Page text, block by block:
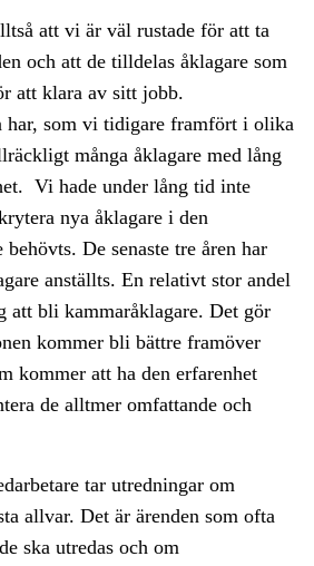
att vi är väl rustade för att ta
och att de tilldelas åklagare som
att klara av sitt jobb.
har, som vi tidigare framfört i olika
många åklagare med lång
Vi hade under lång tid inte
nya åklagare i den
De senaste tre åren har
anställts. En relativt stor andel
att bli kammaråklagare. Det gör
kommer bli bättre framöver
kommer att ha den erfarenhet
de alltmer omfattande och
tar utredningar om
allvar. Det är ärenden som ofta
ska utredas och om